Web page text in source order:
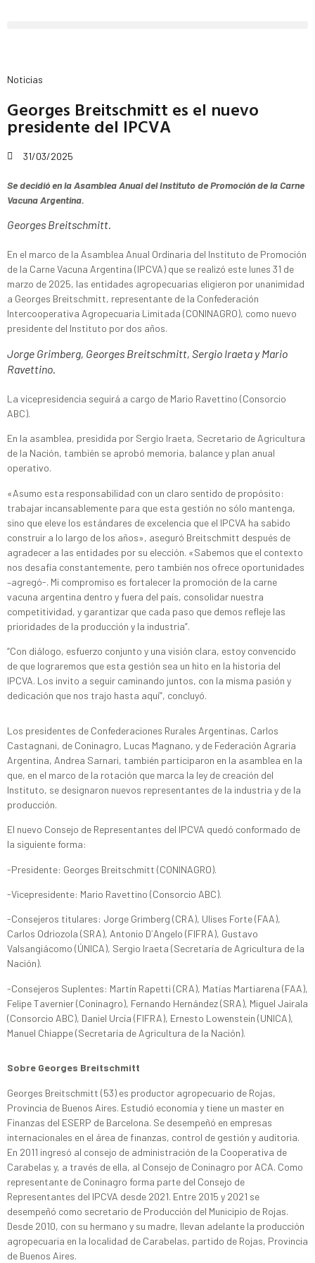
Noticias
Georges Breitschmitt es el nuevo
presidente del IPCVA
31/03/2025
Se decidió en la Asamblea Anual del Instituto de Promoción de la Carne
Vacuna Argentina.
Georges Breitschmitt.
En el marco de la Asamblea Anual Ordinaria del Instituto de Promoción
de la Carne Vacuna Argentina (IPCVA) que se realizó este lunes 31 de
marzo de 2025, las entidades agropecuarias eligieron por unanimidad
a Georges Breitschmitt, representante de la Confederación
Intercooperativa Agropecuaria Limitada (CONINAGRO), como nuevo
presidente del Instituto por dos años.
Jorge Grimberg, Georges Breitschmitt, Sergio Iraeta y Mario
Ravettino.
La vicepresidencia seguirá a cargo de Mario Ravettino (Consorcio
ABC).
En la asamblea, presidida por Sergio Iraeta, Secretario de Agricultura
de la Nación, también se aprobó memoria, balance y plan anual
operativo.
«Asumo esta responsabilidad con un claro sentido de propósito:
trabajar incansablemente para que esta gestión no sólo mantenga,
sino que eleve los estándares de excelencia que el IPCVA ha sabido
construir a lo largo de los años», aseguró Breitschmitt después de
agradecer a las entidades por su elección. «Sabemos que el contexto
nos desafía constantemente, pero también nos ofrece oportunidades
–agregó-. Mi compromiso es fortalecer la promoción de la carne
vacuna argentina dentro y fuera del país, consolidar nuestra
competitividad, y garantizar que cada paso que demos refleje las
prioridades de la producción y la industria”.
“Con diálogo, esfuerzo conjunto y una visión clara, estoy convencido
de que lograremos que esta gestión sea un hito en la historia del
IPCVA. Los invito a seguir caminando juntos, con la misma pasión y
dedicación que nos trajo hasta aquí”, concluyó.
Los presidentes de Confederaciones Rurales Argentinas, Carlos
Castagnani, de Coninagro, Lucas Magnano, y de Federación Agraria
Argentina, Andrea Sarnari, también participaron en la asamblea en la
que, en el marco de la rotación que marca la ley de creación del
Instituto, se designaron nuevos representantes de la industria y de la
producción.
El nuevo Consejo de Representantes del IPCVA quedó conformado de
la siguiente forma:
-Presidente: Georges Breitschmitt (CONINAGRO).
-Vicepresidente: Mario Ravettino (Consorcio ABC).
-Consejeros titulares: Jorge Grimberg (CRA), Ulises Forte (FAA),
Carlos Odriozola (SRA), Antonio D´Angelo (FIFRA), Gustavo
Valsangiácomo (ÚNICA), Sergio Iraeta (Secretaría de Agricultura de la
Nación).
-Consejeros Suplentes: Martín Rapetti (CRA), Matías Martiarena (FAA),
Felipe Tavernier (Coninagro), Fernando Hernández (SRA), Miguel Jairala
(Consorcio ABC), Daniel Urcía (FIFRA), Ernesto Lowenstein (UNICA),
Manuel Chiappe (Secretaría de Agricultura de la Nación).
Sobre Georges Breitschmitt
Georges Breitschmitt (53) es productor agropecuario de Rojas,
Provincia de Buenos Aires. Estudió economía y tiene un master en
Finanzas del ESERP de Barcelona. Se desempeñó en empresas
internacionales en el área de finanzas, control de gestión y auditoria.
En 2011 ingresó al consejo de administración de la Cooperativa de
Carabelas y, a través de ella, al Consejo de Coninagro por ACA. Como
representante de Coninagro forma parte del Consejo de
Representantes del IPCVA desde 2021. Entre 2015 y 2021 se
desempeñó como secretario de Producción del Municipio de Rojas.
Desde 2010, con su hermano y su madre, llevan adelante la producción
agropecuaria en la localidad de Carabelas, partido de Rojas, Provincia
de Buenos Aires.